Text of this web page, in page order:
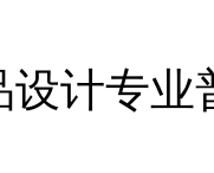
计专业